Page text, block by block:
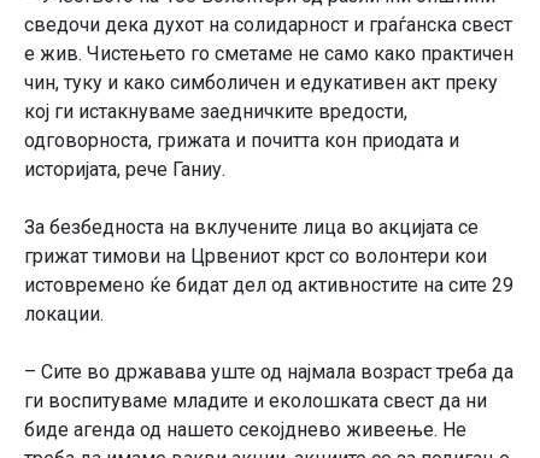
сведочи дека духот на солидарност и граѓанска свест
е жив. Чистењето го сметаме не само како практичен
чин, туку и како симболичен и едукативен акт преку
кој ги истакнуваме заедничките вредости,
одговорноста, грижата и почитта кон приодата и
историјата, рече Ганиу.
За безбедноста на вклучените лица во акцијата се
грижат тимови на Црвениот крст со волонтери кои
истовремено ќе бидат дел од активностите на сите 29
локации.
– Сите во државава уште од најмала возраст треба да
ги воспитуваме младите и еколошката свест да ни
биде агенда од нашето секојднево живеење. Не